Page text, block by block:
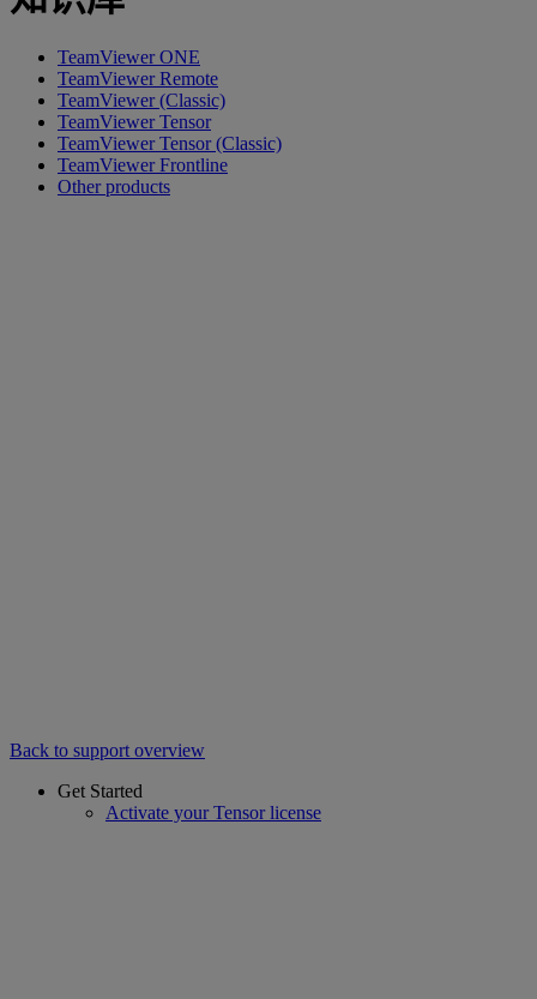
TeamViewer ONE
TeamViewer Remote
TeamViewer (Classic)
TeamViewer Tensor
TeamViewer Tensor (Classic)
TeamViewer Frontline
Other products
Back to support overview
Get Started
Activate your Tensor license